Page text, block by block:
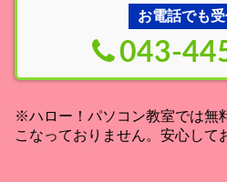
お電話でも受
043-
※ハロー！パソコン教室では無
こなっておりません。安心して